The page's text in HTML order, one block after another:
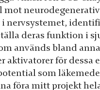
nervsystemet,
deras funktion i
används bland
för dessa
som
föra mitt projekt